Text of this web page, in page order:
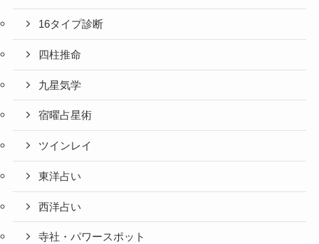
16タイプ診断
四柱推命
九星気学
宿曜占星術
ツインレイ
東洋占い
西洋占い
寺社・パワースポット